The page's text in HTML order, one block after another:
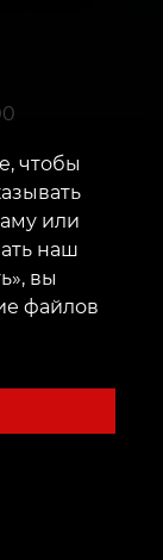
г.
чтобы
или
наш
вы
файлов